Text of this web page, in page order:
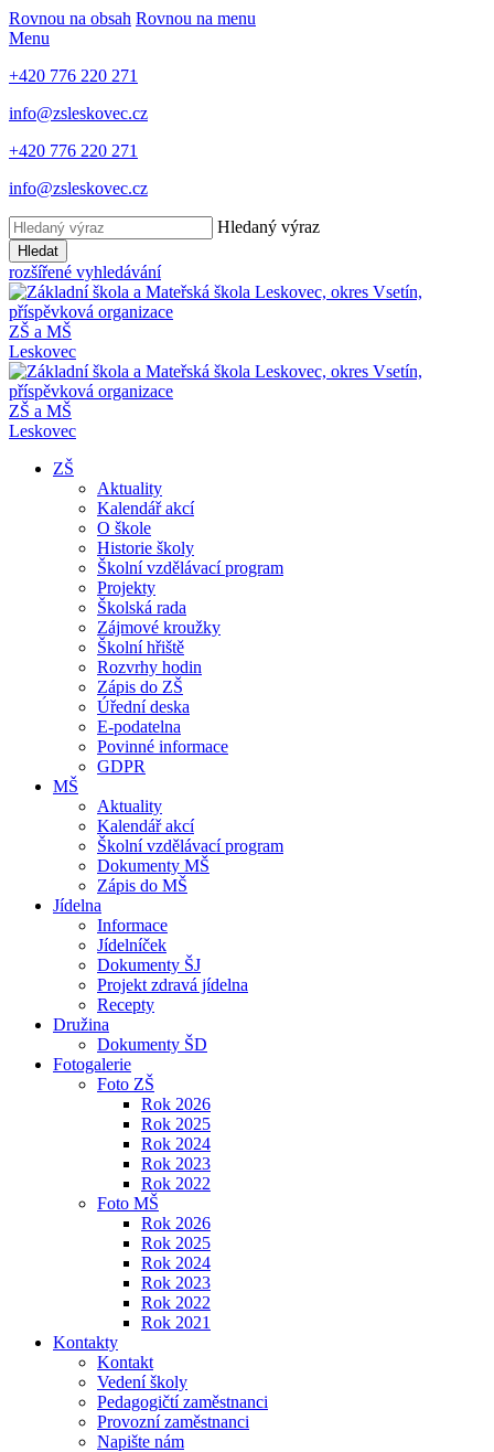
Rovnou na obsah Rovnou na menu
Menu
+420 776 220 271
info@zsleskovec.cz
+420 776 220 271
info@zsleskovec.cz
Hledaný výraz
Hledat
rozšířené vyhledávání
ZŠ a MŠ
Leskovec
ZŠ a MŠ
Leskovec
ZŠ
Aktuality
Kalendář akcí
O škole
Historie školy
Školní vzdělávací program
Projekty
Školská rada
Zájmové kroužky
Školní hřiště
Rozvrhy hodin
Zápis do ZŠ
Úřední deska
E-podatelna
Povinné informace
GDPR
MŠ
Aktuality
Kalendář akcí
Školní vzdělávací program
Dokumenty MŠ
Zápis do MŠ
Jídelna
Informace
Jídelníček
Dokumenty ŠJ
Projekt zdravá jídelna
Recepty
Družina
Dokumenty ŠD
Fotogalerie
Foto ZŠ
Rok 2026
Rok 2025
Rok 2024
Rok 2023
Rok 2022
Foto MŠ
Rok 2026
Rok 2025
Rok 2024
Rok 2023
Rok 2022
Rok 2021
Kontakty
Kontakt
Vedení školy
Pedagogičtí zaměstnanci
Provozní zaměstnanci
Napište nám